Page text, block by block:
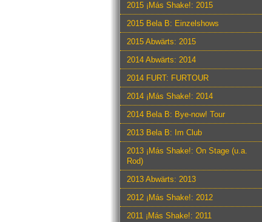
2015 ¡Más Shake!: 2015
2015 Bela B: Einzelshows
2015 Abwärts: 2015
2014 Abwärts: 2014
2014 FURT: FURTOUR
2014 ¡Más Shake!: 2014
2014 Bela B: Bye-now! Tour
2013 Bela B: Im Club
2013 ¡Más Shake!: On Stage (u.a.
Rod)
2013 Abwärts: 2013
2012 ¡Más Shake!: 2012
2011 ¡Más Shake!: 2011